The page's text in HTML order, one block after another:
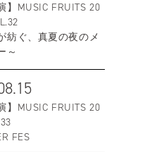
】MUSIC FRUITS 20
紡ぐ、真夏の夜のメ
～
】MUSIC FRUITS 20
FES